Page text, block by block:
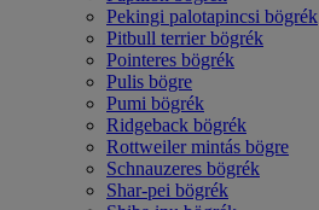
Pekingi palotapincsi bögrék
Pitbull terrier bögrék
Pointeres bögrék
Pulis bögre
Pumi bögrék
Ridgeback bögrék
Rottweiler mintás bögre
Schnauzeres bögrék
Shar-pei bögrék